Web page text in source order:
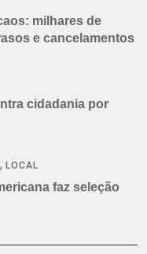
milhares de
e cancelamentos
cidadania por
,LOCAL
faz seleção